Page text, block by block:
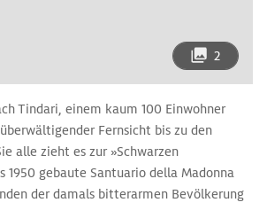
2
Tindari, einem kaum 100 Einwohner
Fernsicht bis zu den
alle zieht es zur »Schwarzen
1950 gebaute Santuario della Madonna
der damals bitterarmen Bevölkerung